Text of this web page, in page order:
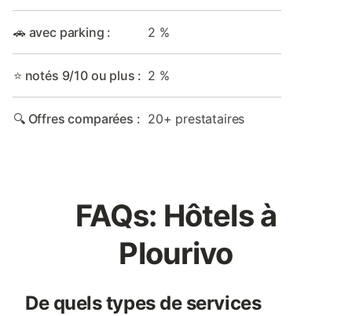
🚗 avec parking : 2 %
⭐ notés 9/10 ou plus : 2 %
🔍 Offres comparées : 20+ prestataires
FAQs: Hôtels à
Plourivo
De quels types de services